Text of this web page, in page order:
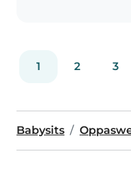
1 2 3
Babysits